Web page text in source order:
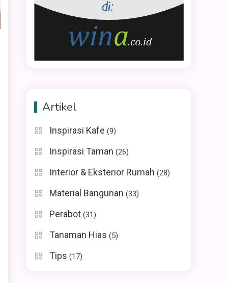
Artikel
Inspirasi Kafe (9)
Inspirasi Taman (26)
Interior & Eksterior Rumah (28)
Material Bangunan (33)
Perabot (31)
Tanaman Hias (5)
Tips (17)